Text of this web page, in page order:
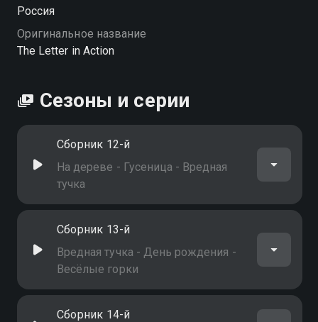
Россия
Оригинальное название
The Letter in Action
Сезоны и серии
Сборник 12-й
На дереве - Гусеница - Вредная
тучка
Сборник 13-й
Вредная тучка - День рождения -
Весёлые горки
Сборник 14-й